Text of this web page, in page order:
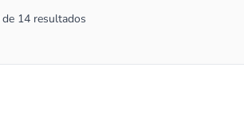
de 14 resultados